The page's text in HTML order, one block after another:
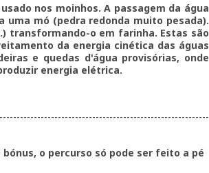
nos moinhos. A passagem da água
uma mó (pedra redonda muito pesada).
transformando-o em farinha. Estas são
da energia cinética das águas
e quedas d'água provisórias, onde
energia elétrica.
o percurso só pode ser feito a pé